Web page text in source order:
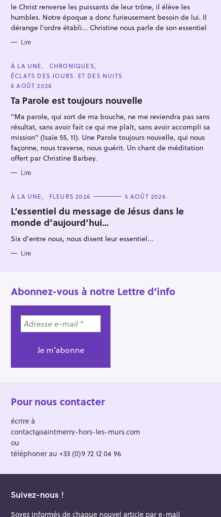
R
I
E
S
le Christ renverse les puissants de leur trône, il élève les
humbles. Notre époque a donc furieusement besoin de lui. Il
dérange l'ordre établi... Christine nous parle de son essentiel
Lire
C
A
T
E
G
O
R
E
À LA UNE
CHRONIQUES
ÉCLATS DES JOURS. ET DES NUITS
6 AOÛT 2026
Ta Parole est toujours nouvelle
"Ma parole, qui sort de ma bouche, ne me reviendra pas sans
résultat, sans avoir fait ce qui me plaît, sans avoir accompli sa
mission" (Isaïe 55, 11). Une Parole toujours nouvelle, qui nous
façonne, nous traverse, nous guérit. Un chant de méditation
offert par Christine Barbey.
Lire
C
T
E
G
O
R
I
S
À LA UNE FLEURS 2026 5 AOÛT 2026
L’essentiel du message de Jésus dans le
monde d’aujourd’hui…
Six d'entre nous, nous disent leur essentiel...
Lire
Abonnez-vous à notre Lettre d’info
Pour nous contacter
écrire à
contact@saintmerry-hors-les-murs.com
ou
téléphoner au +33 (0)9 72 12 04 96
Suivez-nous !
Soyez informés de chaque nouvel article par e-mail